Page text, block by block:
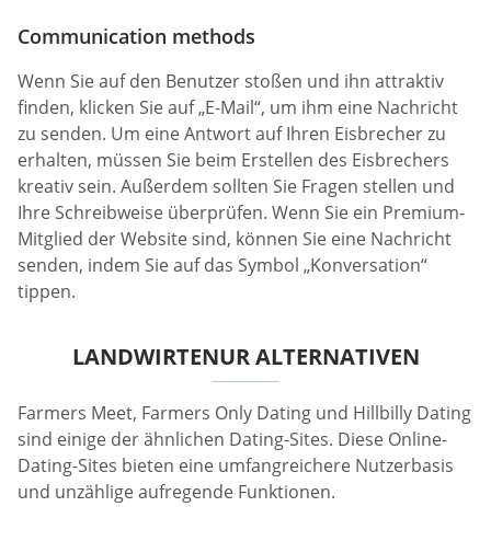
Communication methods
Wenn Sie auf den Benutzer stoßen und ihn attraktiv
finden, klicken Sie auf „E-Mail“, um ihm eine Nachricht
zu senden. Um eine Antwort auf Ihren Eisbrecher zu
erhalten, müssen Sie beim Erstellen des Eisbrechers
kreativ sein. Außerdem sollten Sie Fragen stellen und
Ihre Schreibweise überprüfen. Wenn Sie ein Premium-
Mitglied der Website sind, können Sie eine Nachricht
senden, indem Sie auf das Symbol „Konversation“
tippen.
LANDWIRTENUR ALTERNATIVEN
Farmers Meet, Farmers Only Dating und Hillbilly Dating
sind einige der ähnlichen Dating-Sites. Diese Online-
Dating-Sites bieten eine umfangreichere Nutzerbasis
und unzählige aufregende Funktionen.